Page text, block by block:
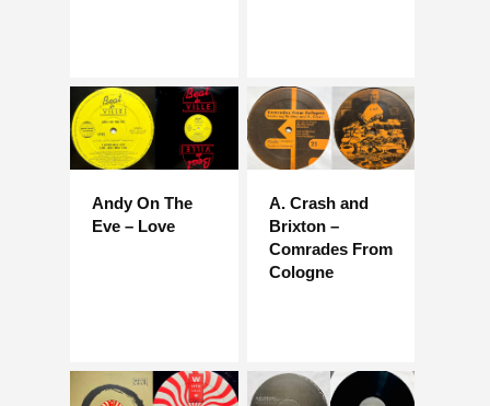
Andy On The
Eve – Love
A. Crash and
Brixton –
Comrades From
Cologne